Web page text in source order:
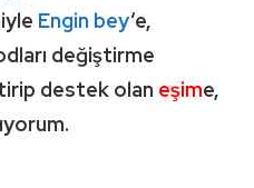
Engin bey‘e,
değiştirme
destek olan eşime,